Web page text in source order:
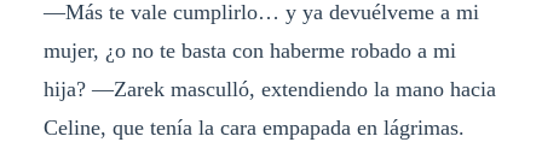
—Más te vale cumplirlo… y ya devuélveme a mi
mujer, ¿o no te basta con haberme robado a mi
hija? —Zarek masculló, extendiendo la mano hacia
Celine, que tenía la cara empapada en lágrimas.